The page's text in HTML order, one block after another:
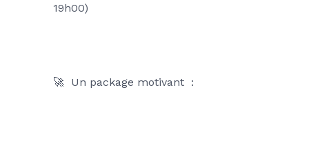
19h00)
🚀  Un package motivant  :